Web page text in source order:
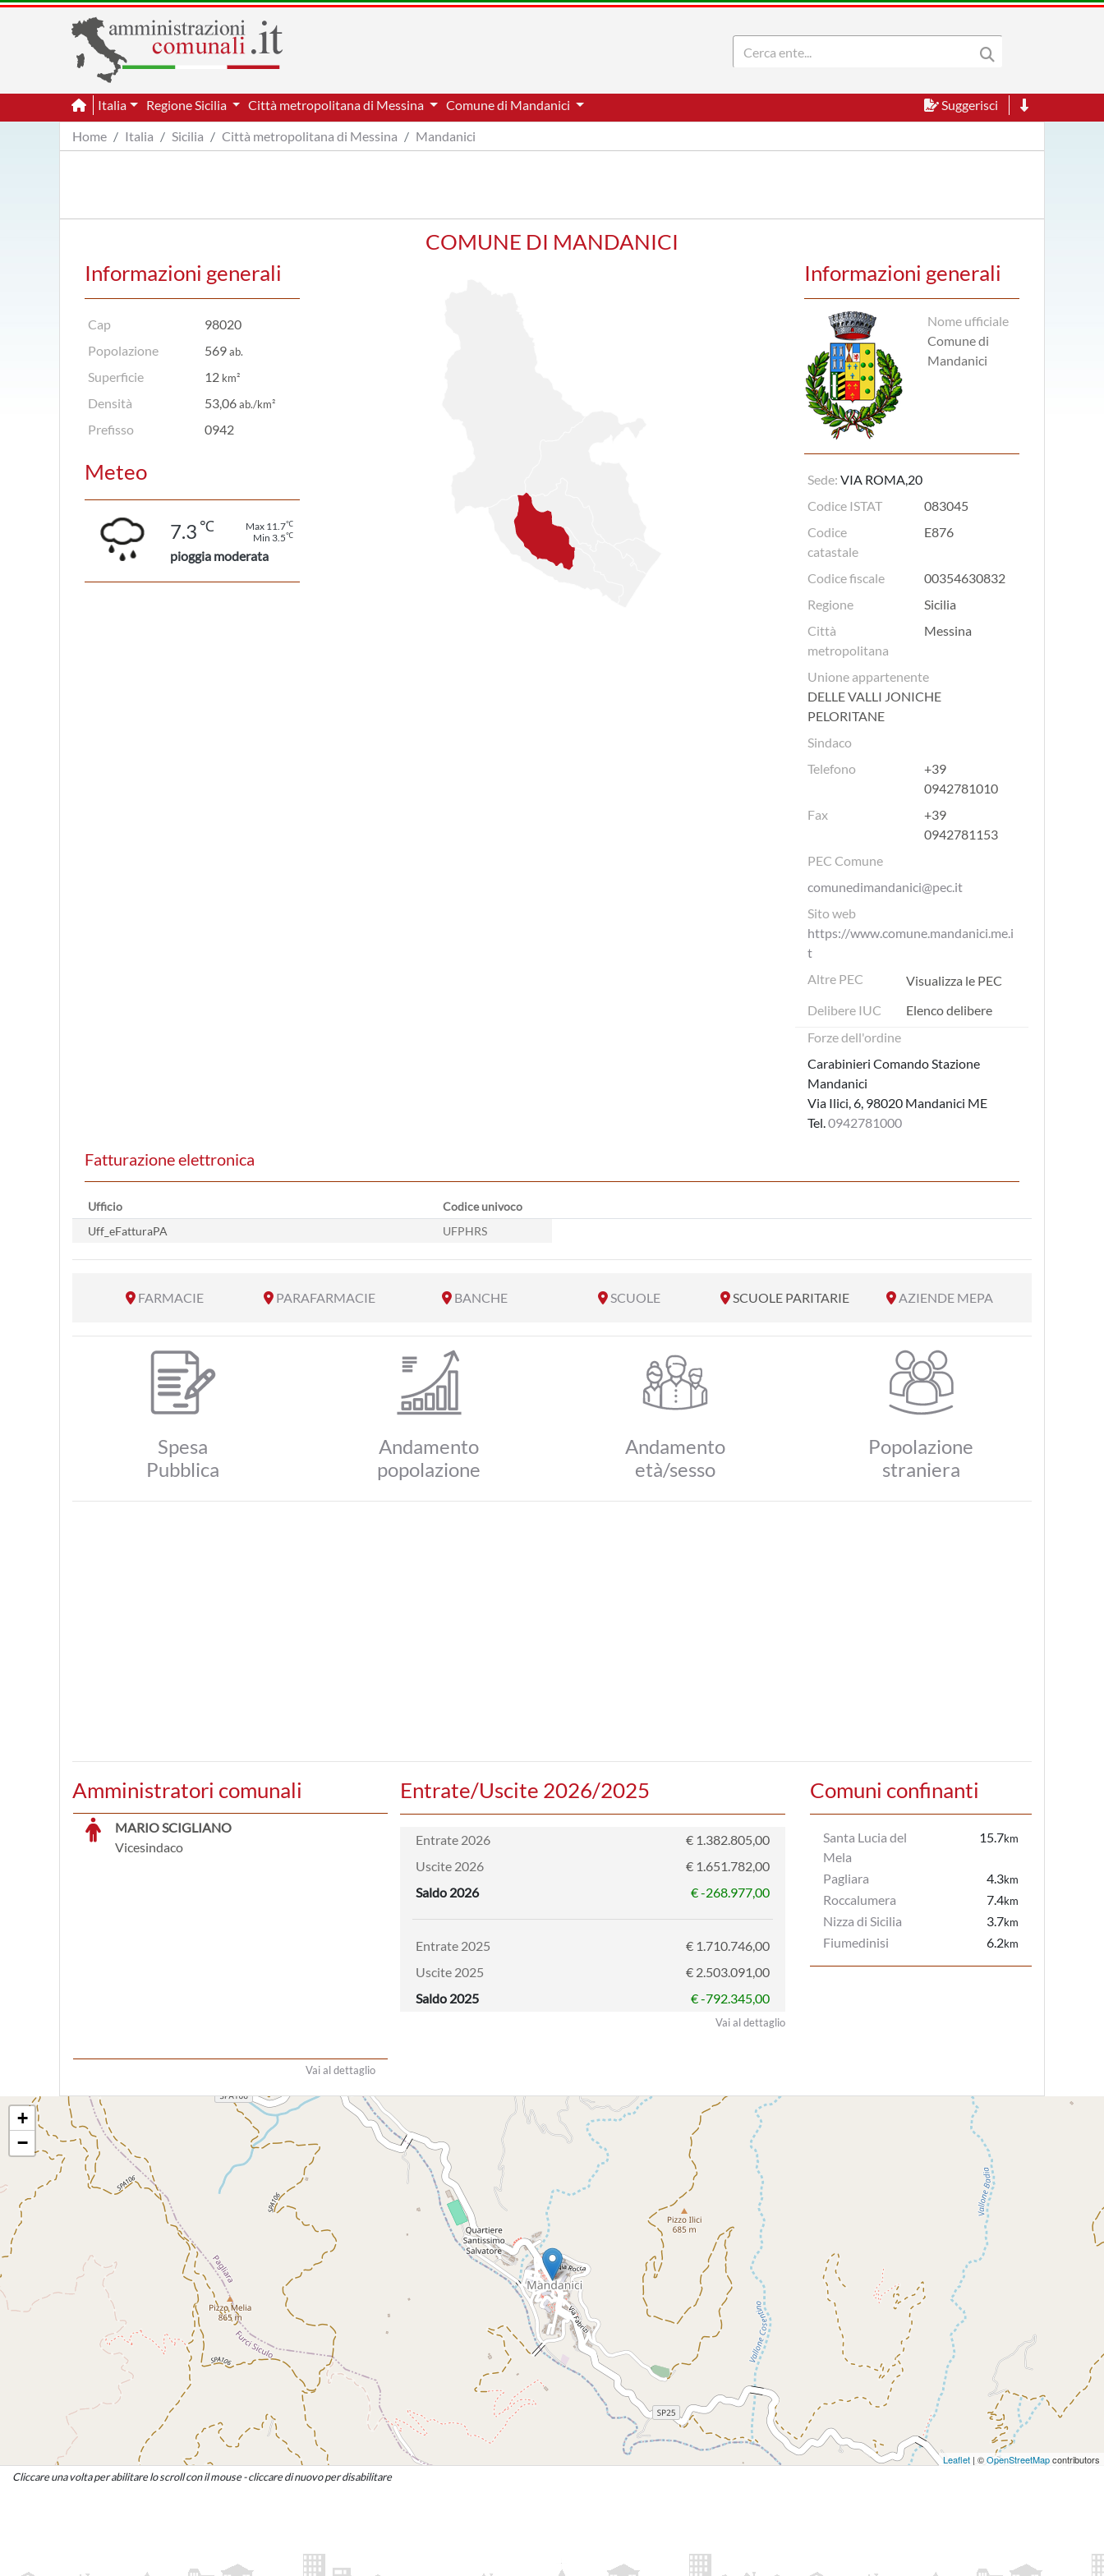
Italia Regione Sicilia Città metropolitana di Messina Comune di Mandanici
Suggerisci
Home
Italia Sicilia Città metropolitana di Messina Mandanici
COMUNE DI MANDANICI
Informazioni generali
Nome ufficiale
Comune di
Mandanici
Sede: VIA ROMA,20
Codice ISTAT
083045
Codice
catastale
E876
Codice fiscale
00354630832
Regione
Sicilia
Città
metropolitana
Messina
Unione appartenente
DELLE VALLI JONICHE
PELORITANE
Sindaco
Telefono
+39
0942781010
Fax
+39
0942781153
PEC Comune
comunedimandanici@pec.it
Sito web
https://www.comune.mandanici.me.i
t
Altre PEC
Visualizza le PEC
Delibere IUC
Elenco delibere
Forze dell'ordine
Carabinieri Comando Stazione
Mandanici
Via Ilici, 6, 98020 Mandanici ME
Tel.0942781000
Informazioni generali
Cap
98020
Popolazione
569ab.
Superficie 12 km²
Densità 53,06ab./km²
Prefisso 0942
Meteo
7.3 ℃ Max 11.7℃
Min 3.5℃
pioggia moderata
Fatturazione elettronica
Ufficio
Codice univoco
Uff_eFatturaPA
UFPHRS
FARMACIE PARAFARMACIE BANCHE SCUOLE SCUOLE PARITARIE AZIENDE MEPA
Spesa
Pubblica
Andamento
popolazione
Andamento
età/sesso
Popolazione
straniera
Amministratori comunali
MARIO SCIGLIANO
Vicesindaco
Vai al dettaglio
Entrate/Uscite 2026/2025
Entrate 2026
€ 1.382.805,00
Uscite 2026
€ 1.651.782,00
Saldo 2026
€ -268.977,00
Entrate 2025
€ 1.710.746,00
Uscite 2025
€ 2.503.091,00
Saldo 2025
€ -792.345,00
Vai al dettaglio
Comuni confinanti
Santa Lucia del
Mela
15.7km
Pagliara 4.3km
Roccalumera 7.4km
Nizza di Sicilia 3.7km
Fiumedinisi 6.2km
+
−
Leaflet | ©OpenStreetMapcontributors
Cliccare una volta per abilitare lo scroll con il mouse - cliccare di nuovo per disabilitare